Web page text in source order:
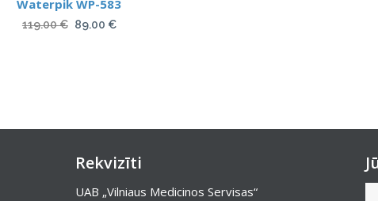
Waterpik WP-583
119.00€ Original
89.00 €Current
Rekvizīti
UAB „Vilniaus Medicinos Servisas“